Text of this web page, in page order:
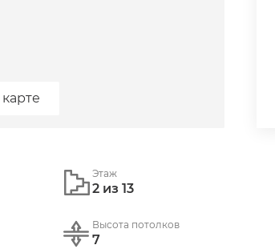
Этаж
2 из 13
Высота потолков
7